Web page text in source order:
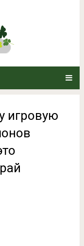
коту
бумаги, и это
игровую